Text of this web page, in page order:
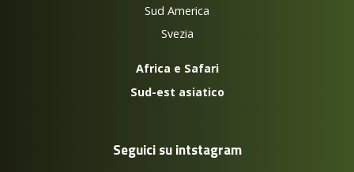
Sud America
Svezia
Africa e Safari
Sud-est asiatico
Seguici su intstagram